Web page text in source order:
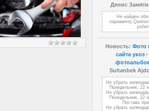
Денис
Не найден
параментр
робит
Новость: Фото
сайта укоз
Sultanbek
Не убрать
Понедельник, 22
Не убрать
Понедельник, 22
Поставь
Не убрать